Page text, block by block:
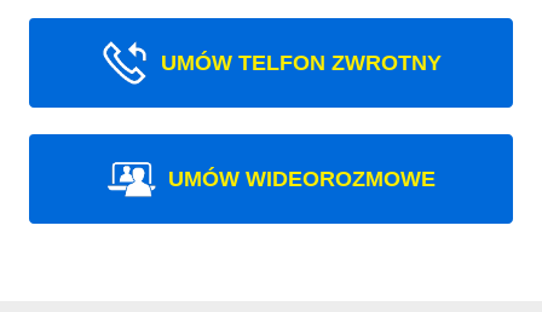
UMÓW TELFON ZWROTNY
UMÓW WIDEOROZMOWE